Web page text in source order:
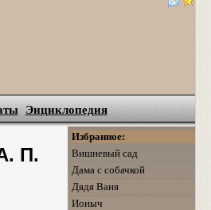
Энциклопедия
П.
Избранное:
Вишневый сад
Дама с собачкой
Дядя Ваня
Ионыч